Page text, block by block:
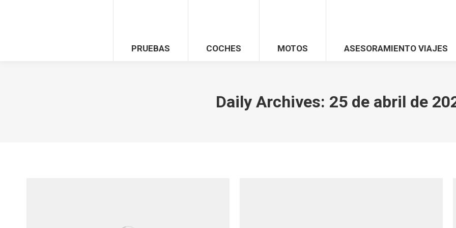
PRUEBAS COCHES MOTOS ASESORAMIENTO VIAJES
Daily Archives: 25 de abril de